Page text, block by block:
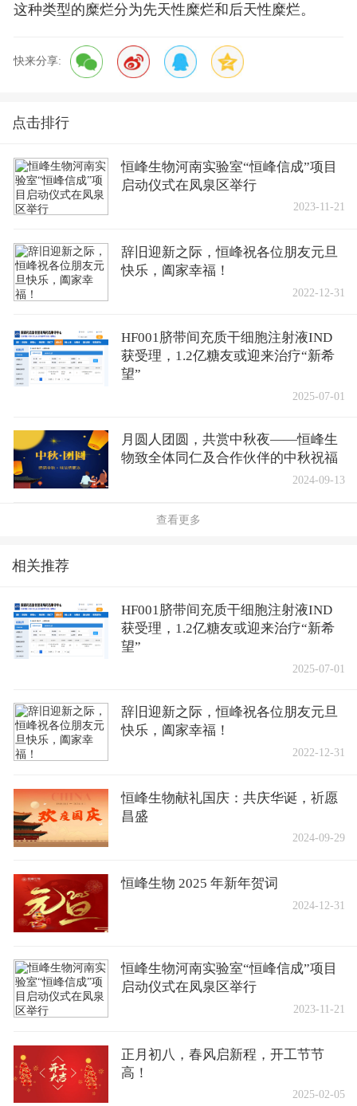
这种类型的糜烂分为先天性糜烂和后天性糜烂。
快来分享:
点击排行
恒峰生物河南实验室“恒峰信成”项目
启动仪式在凤泉区举行
2023-11-21
辞旧迎新之际，恒峰祝各位朋友元旦
快乐，阖家幸福！
2022-12-31
HF001脐带间充质干细胞注射液IND
获受理，1.2亿糖友或迎来治疗“新希
望”
2025-07-01
月圆人团圆，共赏中秋夜——恒峰生
物致全体同仁及合作伙伴的中秋祝福
2024-09-13
查看更多
相关推荐
HF001脐带间充质干细胞注射液IND
获受理，1.2亿糖友或迎来治疗“新希
望”
2025-07-01
辞旧迎新之际，恒峰祝各位朋友元旦
快乐，阖家幸福！
2022-12-31
恒峰生物献礼国庆：共庆华诞，祈愿
昌盛
2024-09-29
恒峰生物 2025 年新年贺词
2024-12-31
恒峰生物河南实验室“恒峰信成”项目
启动仪式在凤泉区举行
2023-11-21
正月初八，春风启新程，开工节节
高！
2025-02-05